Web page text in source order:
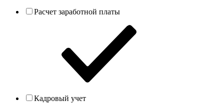
Расчет заработной платы
Кадровый учет